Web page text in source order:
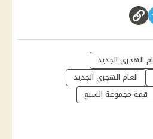
الهجري الجديد
العام الهجري الجديد
قمة مجموعة السبع